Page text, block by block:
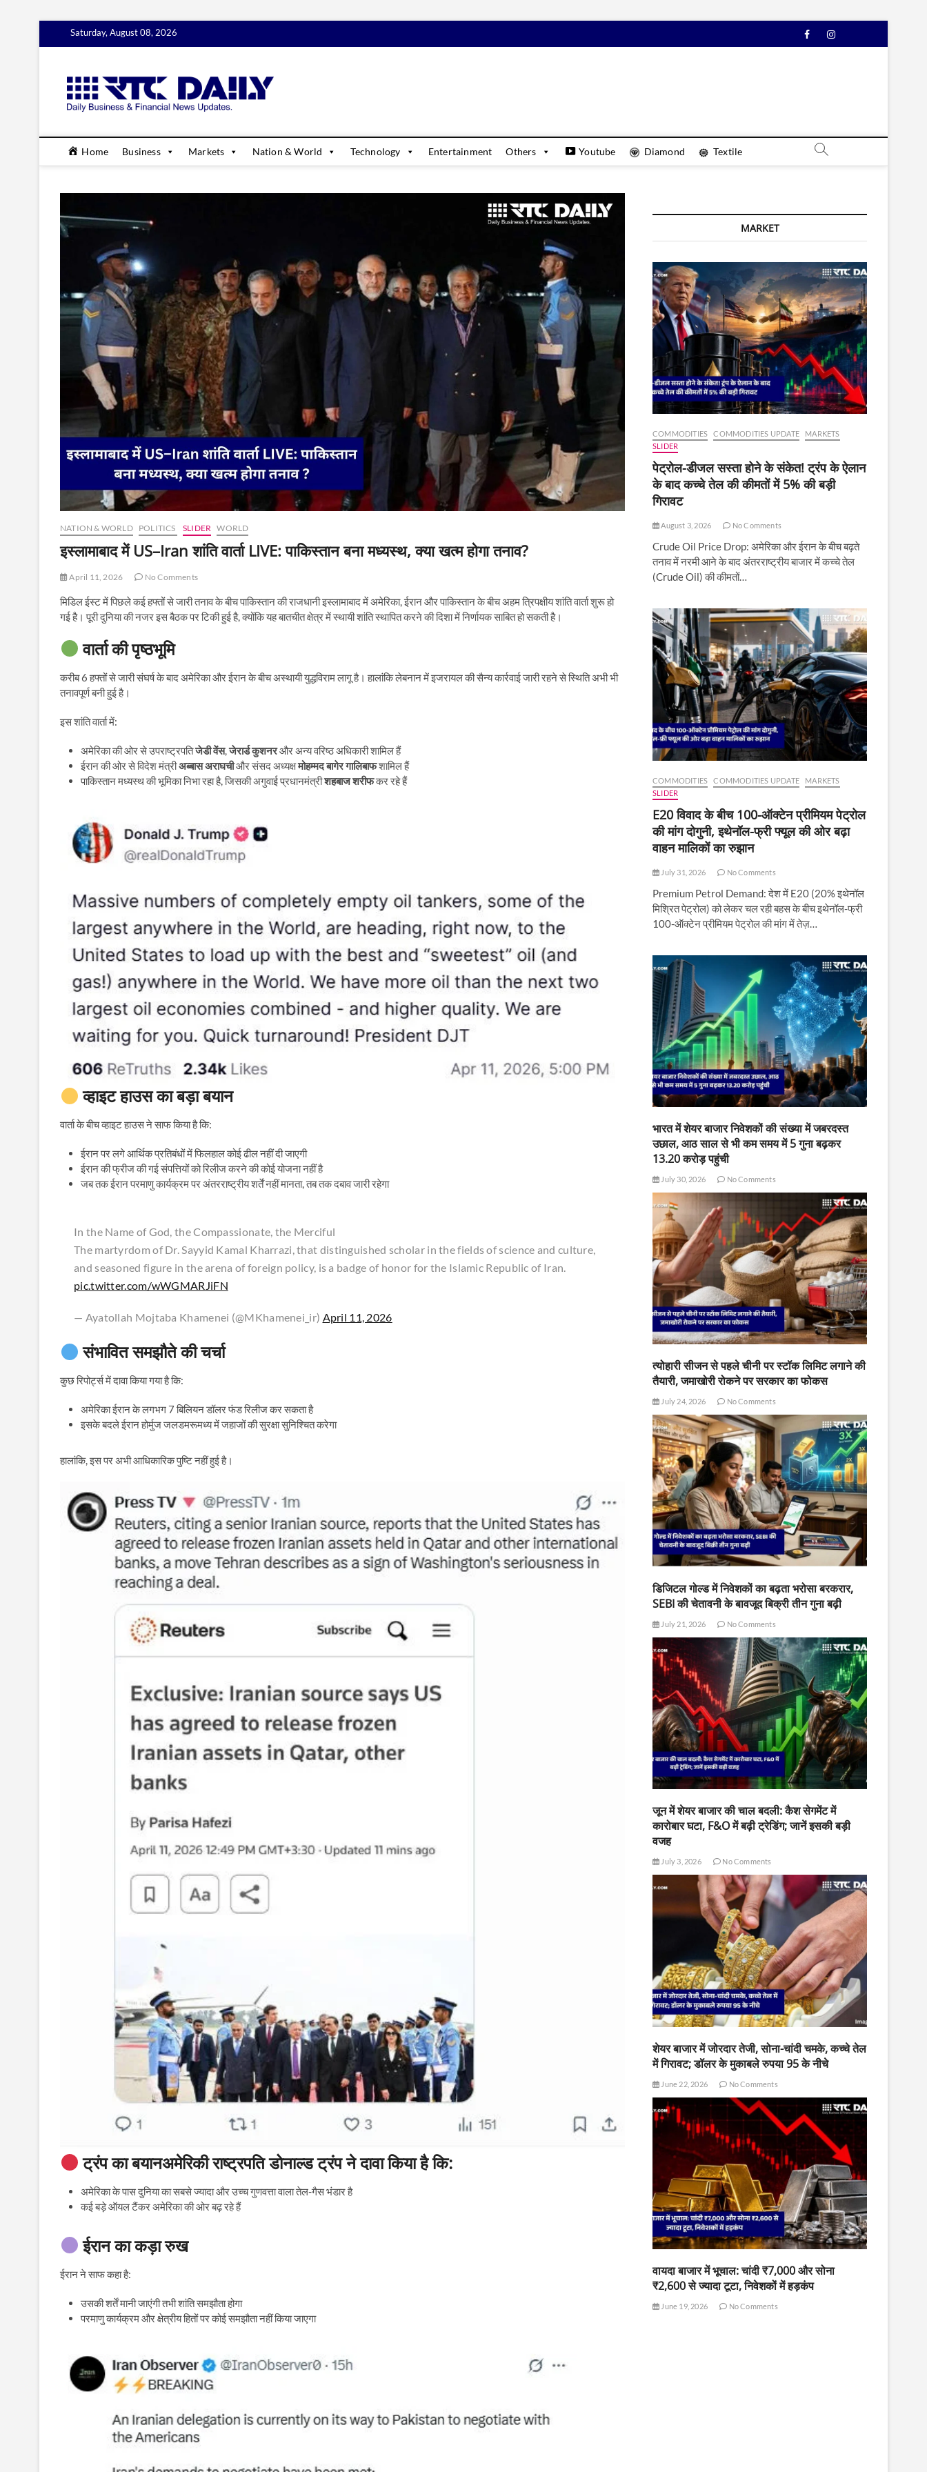
Saturday, August 08, 2026 FacebookInstagram
Home Business Markets Nation & World Technology Entertainment Others Youtube Diamond Textile
NATION & WORLD POLITICS SLIDER WORLD
इस्लामाबाद में US–Iran शांति वार्ता LIVE: पाकिस्तान बना मध्यस्थ, क्या खत्म होगा तनाव?
April 11, 2026 No Comments
मिडिल ईस्ट में पिछले कई हफ्तों से जारी तनाव के बीच पाकिस्तान की राजधानी इस्लामाबाद में अमेरिका, ईरान और पाकिस्तान के बीच अहम त्रिपक्षीय शांति वार्ता शुरू हो
गई है। पूरी दुनिया की नजर इस बैठक पर टिकी हुई है, क्योंकि यह बातचीत क्षेत्र में स्थायी शांति स्थापित करने की दिशा में निर्णायक साबित हो सकती है।
वार्ता की पृष्ठभूमि
करीब 6 हफ्तों से जारी संघर्ष के बाद अमेरिका और ईरान के बीच अस्थायी युद्धविराम लागू है। हालांकि लेबनान में इजरायल की सैन्य कार्रवाई जारी रहने से स्थिति अभी भी
तनावपूर्ण बनी हुई है।
इस शांति वार्ता में:
अमेरिका की ओर से उपराष्ट्रपतिजेडी वेंस,जेरार्ड कुशनरऔर अन्य वरिष्ठ अधिकारी शामिल हैं
ईरान की ओर से विदेश मंत्रीअब्बास अराघचीऔर संसद अध्यक्षमोहम्मद बागेर गालिबाफशामिल हैं
पाकिस्तान मध्यस्थ की भूमिका निभा रहा है, जिसकी अगुवाई प्रधानमंत्रीशहबाज शरीफकर रहे हैं
व्हाइट हाउस का बड़ा बयान
वार्ता के बीच व्हाइट हाउस ने साफ किया है कि:
ईरान पर लगे आर्थिक प्रतिबंधों में फिलहाल कोई ढील नहीं दी जाएगी
ईरान की फ्रीज की गई संपत्तियों को रिलीज करने की कोई योजना नहीं है
जब तक ईरान परमाणु कार्यक्रम पर अंतरराष्ट्रीय शर्तें नहीं मानता, तब तक दबाव जारी रहेगा
In the Name of God, the Compassionate, the Merciful
The martyrdom of Dr. Sayyid Kamal Kharrazi, that distinguished scholar in the fields of science and culture,
and seasoned figure in the arena of foreign policy, is a badge of honor for the Islamic Republic of Iran.
pic.twitter.com/wWGMARJiFN
— Ayatollah Mojtaba Khamenei (@MKhamenei_ir) April 11, 2026
संभावित समझौते की चर्चा
कुछ रिपोर्ट्स में दावा किया गया है कि:
अमेरिका ईरान के लगभग 7 बिलियन डॉलर फंड रिलीज कर सकता है
इसके बदले ईरान होर्मुज जलडमरूमध्य में जहाजों की सुरक्षा सुनिश्चित करेगा
हालांकि, इस पर अभी आधिकारिक पुष्टि नहीं हुई है।
ट्रंप का बयानअमेरिकी राष्ट्रपति डोनाल्ड ट्रंप ने दावा किया है कि:
अमेरिका के पास दुनिया का सबसे ज्यादा और उच्च गुणवत्ता वाला तेल-गैस भंडार है
कई बड़े ऑयल टैंकर अमेरिका की ओर बढ़ रहे हैं
ईरान का कड़ा रुख
ईरान ने साफ कहा है:
उसकी शर्तें मानी जाएंगी तभी शांति समझौता होगा
परमाणु कार्यक्रम और क्षेत्रीय हितों पर कोई समझौता नहीं किया जाएगा
MARKET
COMMODITIES COMMODITIES UPDATE
MARKETS
SLIDER
पेट्रोल-डीजल सस्ता होने के संकेत! ट्रंप के ऐलान
के बाद कच्चे तेल की कीमतों में 5% की बड़ी
गिरावट
August 3, 2026 No Comments
Crude Oil Price Drop: अमेरिका और ईरान के बीच बढ़ते
तनाव में नरमी आने के बाद अंतरराष्ट्रीय बाजार में कच्चे तेल
(Crude Oil) की कीमतों…
COMMODITIES COMMODITIES UPDATE
MARKETS
SLIDER
E20 विवाद के बीच 100-ऑक्टेन प्रीमियम पेट्रोल
की मांग दोगुनी, इथेनॉल-फ्री फ्यूल की ओर बढ़ा
वाहन मालिकों का रुझान
July 31, 2026 No Comments
Premium Petrol Demand: देश में E20 (20% इथेनॉल
मिश्रित पेट्रोल) को लेकर चल रही बहस के बीच इथेनॉल-फ्री
100-ऑक्टेन प्रीमियम पेट्रोल की मांग में तेज़…
भारत में शेयर बाजार निवेशकों की संख्या में जबरदस्त
उछाल, आठ साल से भी कम समय में 5 गुना बढ़कर
13.20 करोड़ पहुंची
July 30, 2026 No Comments
त्योहारी सीजन से पहले चीनी पर स्टॉक लिमिट लगाने की
तैयारी, जमाखोरी रोकने पर सरकार का फोकस
July 24, 2026 No Comments
डिजिटल गोल्ड में निवेशकों का बढ़ता भरोसा बरकरार,
SEBI की चेतावनी के बावजूद बिक्री तीन गुना बढ़ी
July 21, 2026 No Comments
जून में शेयर बाजार की चाल बदली: कैश सेगमेंट में
कारोबार घटा, F&O में बढ़ी ट्रेडिंग; जानें इसकी बड़ी
वजह
July 3, 2026 No Comments
शेयर बाजार में जोरदार तेजी, सोना-चांदी चमके, कच्चे तेल
में गिरावट; डॉलर के मुकाबले रुपया 95 के नीचे
June 22, 2026 No Comments
वायदा बाजार में भूचाल: चांदी ₹7,000 और सोना
₹2,600 से ज्यादा टूटा, निवेशकों में हड़कंप
June 19, 2026 No Comments